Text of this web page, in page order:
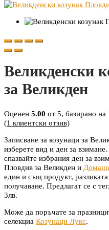
Великденски
за Великден
Оценен 5.00 от 5, базирано на
(1 клиентски отзив)
Записване за козунаци за
изберете вид и ден за
спазвайте избрания ден за
Пловдив за Великден и
един и същ продукт,
получаване. Предлагат се с
3лв.
Може да поръчате за
селекциа Козунаци Лукс.